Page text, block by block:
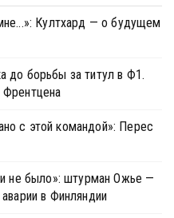
Култхард — о будущем
до борьбы за титул в Ф1.
Френтцена
с этой командой»: Перес
не было»: штурман Ожье —
в Финляндии